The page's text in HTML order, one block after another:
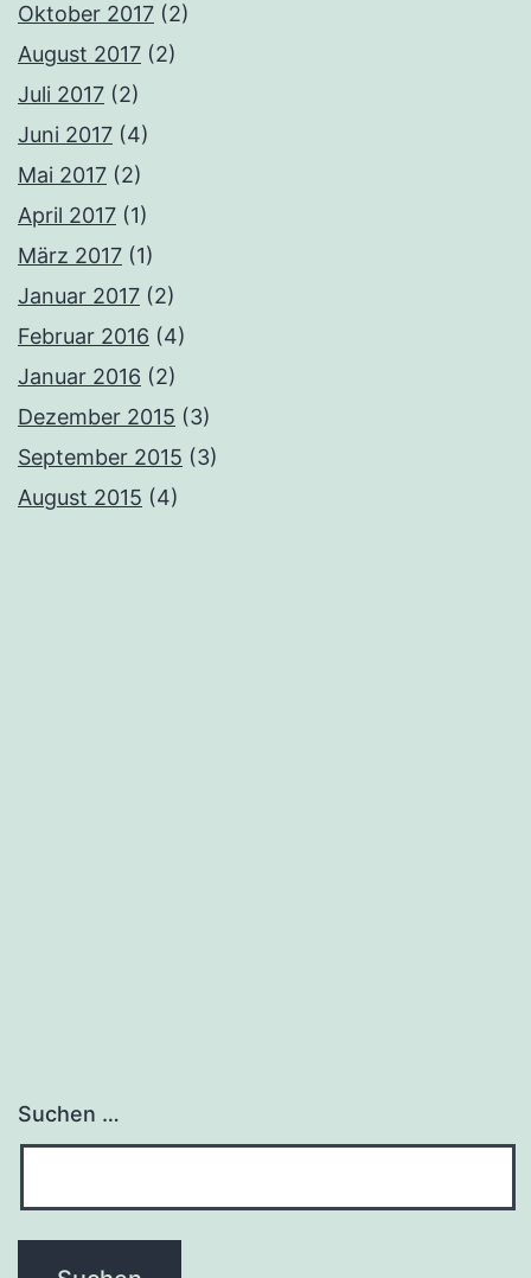
Oktober 2017 (2)
August 2017 (2)
Juli 2017 (2)
Juni 2017 (4)
Mai 2017 (2)
April 2017 (1)
März 2017 (1)
Januar 2017 (2)
Februar 2016 (4)
Januar 2016 (2)
Dezember 2015 (3)
September 2015 (3)
August 2015 (4)
Suchen …